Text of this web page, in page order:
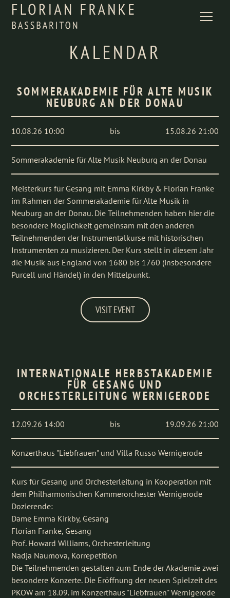
KALENDAR
SOMMERAKADEMIE FÜR ALTE MUSIK
NEUBURG AN DER DONAU
10.08.26 10:00 bis 15.08.26 21:00
Sommerakademie für Alte Musik Neuburg an der Donau
Meisterkurs für Gesang mit Emma Kirkby & Florian Franke
im Rahmen der Sommerakademie für Alte Musik in
Neuburg an der Donau. Die Teilnehmenden haben hier die
besondere Möglichkeit gemeinsam mit den anderen
Teilnehmenden der Instrumentalkurse mit historischen
Instrumenten zu musizieren. Der Kurs stellt in diesem Jahr
die Musik aus England von 1680 bis 1760 (insbesondere
Purcell und Händel) in den Mittelpunkt.
VISIT EVENT
INTERNATIONALE HERBSTAKADEMIE
FÜR GESANG UND
ORCHESTERLEITUNG WERNIGERODE
12.09.26 14:00 bis 19.09.26 21:00
Konzerthaus "Liebfrauen" und Villa Russo Wernigerode
Kurs für Gesang und Orchesterleitung in Kooperation mit
dem Philharmonischen Kammerorchester Wernigerode
Dozierende:
Dame Emma Kirkby, Gesang
Florian Franke, Gesang
Prof. Howard Williams, Orchesterleitung
Nadja Naumova, Korrepetition
Die Teilnehmenden gestalten zum Ende der Akademie zwei
besondere Konzerte. Die Eröffnung der neuen Spielzeit des
PKOW am 18.09. im Konzerthaus "Liebfrauen" Wernigerode